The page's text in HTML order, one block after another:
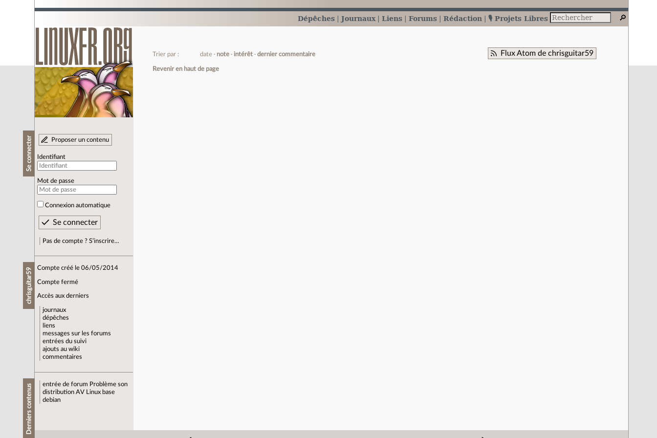
Dépêches Journaux Liens Forums Rédaction 🎙️ Projets Libres
Se connecter Proposer un contenu
Identifiant
Mot de passe
Connexion automatique
Pas de compte ? S’inscrire…
chrisguitar59 Compte créé le 06/05/2014
Compte fermé
Accès aux derniers
journaux
dépêches
liens
messages sur les forums
entrées du suivi
ajouts au wiki
commentaires
Derniers contenus entrée de forum Problème son
distribution AV Linux base
debian
Flux Atom de chrisguitar59
Trier par : date note intérêt dernier commentaire
Revenir en haut de page